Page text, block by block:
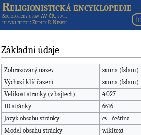
Religionistická encyklopedie
Sociologický ústav AV ČR, v.v.i.
hlavní editor: Zdeněk R. Nešpor
Základní údaje
Zobrazovaný název
sunna (Islam)
Výchozí klíč řazení
sunna (Islam)
Velikost stránky (v bajtech)
4 027
ID stránky
6616
Jazyk obsahu stránky
cs - čeština
Model obsahu stránky
wikitext